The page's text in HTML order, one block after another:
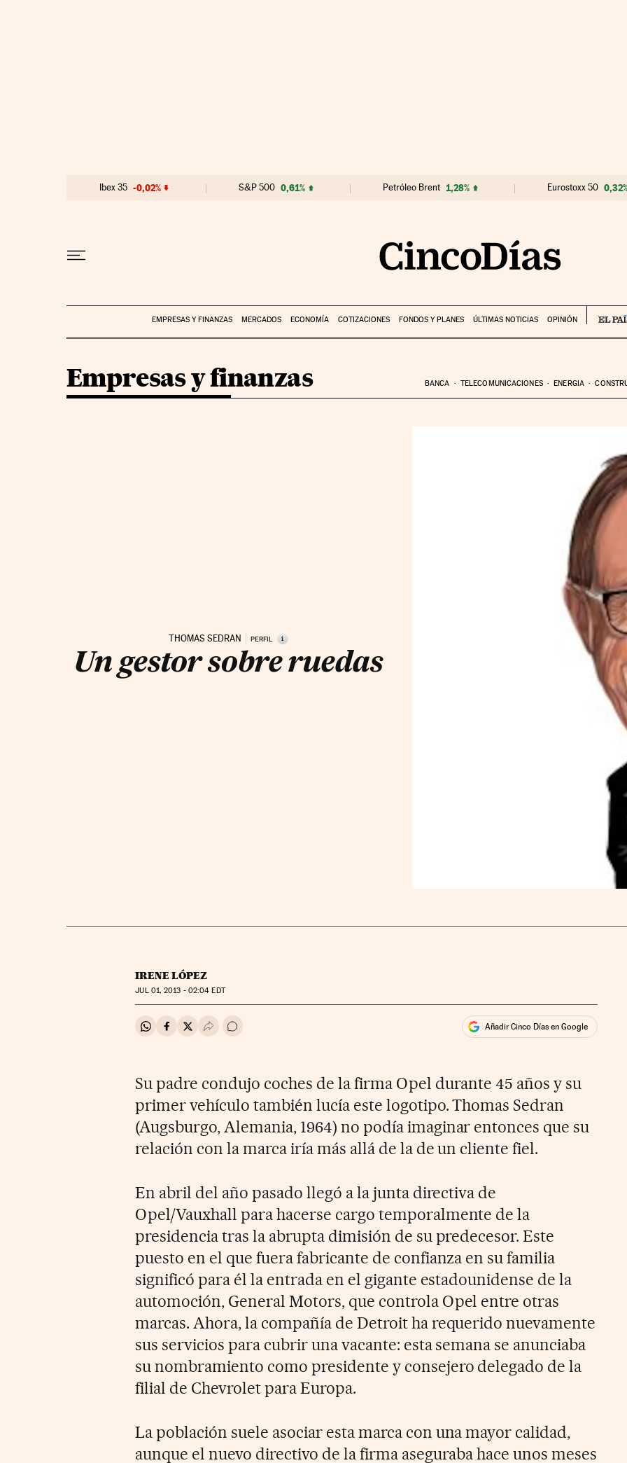
Ibex 35 -0,02% S&P 500 0,61% Petróleo Brent 1,28% Eurostoxx 50
EMPRESAS Y FINANZAS MERCADOS ECONOMÍA COTIZACIONES FONDOS Y PLANES ÚLTIMAS NOTICIAS OPINIÓN
Empresas y finanzas BANCA TELECOMUNICACIONES ENERGIA
THOMAS SEDRAN PERFIL i
Un gestor sobre ruedas
IRENE LÓPEZ
JUL01, 2013 - 02:04 EDT
Compartir en Whatsapp
Compartir en Facebook
Compartir en Twitter
Desplegar Redes Sociales
Ir a los comentarios Añadir Cinco Días en Google
Su padre condujo coches de la firma Opel durante 45 años y su
primer vehículo también lucía este logotipo. Thomas Sedran
(Augsburgo, Alemania, 1964) no podía imaginar entonces que su
relación con la marca iría más allá de la de un cliente fiel.
En abril del año pasado llegó a la junta directiva de
Opel/Vauxhall para hacerse cargo temporalmente de la
presidencia tras la abrupta dimisión de su predecesor. Este
puesto en el que fuera fabricante de confianza en su familia
significó para él la entrada en el gigante estadounidense de la
automoción, General Motors, que controla Opel entre otras
marcas. Ahora, la compañía de Detroit ha requerido nuevamente
sus servicios para cubrir una vacante: esta semana se anunciaba
su nombramiento como presidente y consejero delegado de la
filial de Chevrolet para Europa.
La población suele asociar esta marca con una mayor calidad,
aunque el nuevo directivo de la firma aseguraba hace unos meses